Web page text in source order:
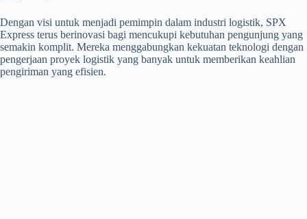
Dengan visi untuk menjadi pemimpin dalam industri logistik, SPX
Express terus berinovasi bagi mencukupi kebutuhan pengunjung yang
semakin komplit. Mereka menggabungkan kekuatan teknologi dengan
pengerjaan proyek logistik yang banyak untuk memberikan keahlian
pengiriman yang efisien.